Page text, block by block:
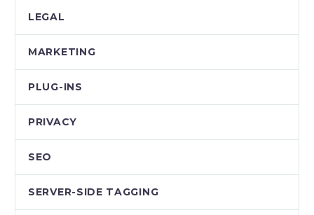
LEGAL
MARKETING
PLUG-INS
PRIVACY
SEO
SERVER-SIDE TAGGING